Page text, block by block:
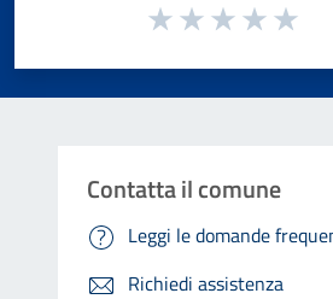
Valuta da 1 a 5 stelle la pagina
Contatta il comune
Leggi le domande
Richiedi assistenza